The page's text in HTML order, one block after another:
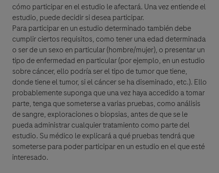
cómo participar en el estudio le afectará. Una vez entiende el
estudio, puede decidir si desea participar.
Para participar en un estudio determinado también debe
cumplir ciertos requisitos, como tener una edad determinada
o ser de un sexo en particular (hombre/mujer), o presentar un
tipo de enfermedad en particular (por ejemplo, en un estudio
sobre cáncer, ello podría ser el tipo de tumor que tiene,
donde tiene el tumor, si el cáncer se ha diseminado, etc.). Ello
probablemente suponga que una vez haya accedido a tomar
parte, tenga que someterse a varias pruebas, como análisis
de sangre, exploraciones o biopsias, antes de que se le
pueda administrar cualquier tratamiento como parte del
estudio. Su médico le explicará a qué pruebas tendrá que
someterse para poder participar en un estudio en el que esté
interesado.